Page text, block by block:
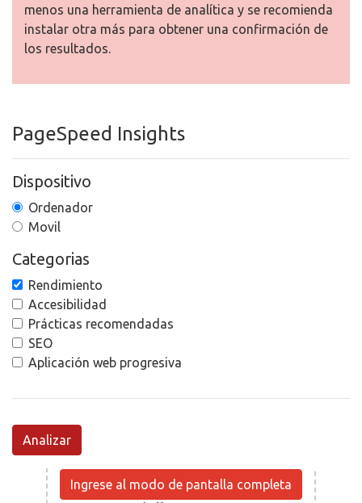
menos una herramienta de analítica y se recomienda
instalar otra más para obtener una confirmación de
los resultados.
PageSpeed Insights
Dispositivo
Ordenador
Movil
Categorias
Rendimiento
Accesibilidad
Prácticas recomendadas
SEO
Aplicación web progresiva
Analizar
Ingrese al modo de pantalla completa